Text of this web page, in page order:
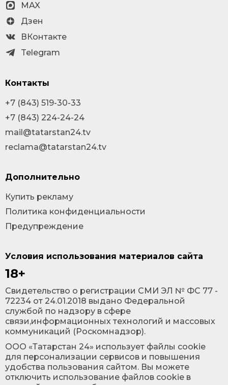
Условия использования материалов сайта
18+
Cвидетельство о регистрации СМИ ЭЛ № ФС 77 -
72234 от 24.01.2018 выдано Федеральной
службой по надзору в сфере
связи,информационных технологий и массовых
коммуникаций (Роскомнадзор).
ООО «Татарстан 24» использует файлы cookie
для персонализации сервисов и повышения
удобства пользования сайтом. Вы можете
отключить использование файлов cookie в
MAX
Дзен
ВКонтакте
Telegram
Контакты
+7 (843) 519-30-33
+7 (843) 224-24-24
mail@tatarstan24.tv
reclama@tatarstan24.tv
Дополнительно
Купить рекламу
Политика конфиденциальности
Предупреждение